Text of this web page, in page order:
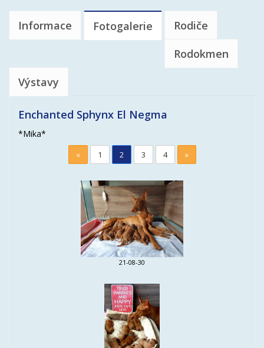
Informace Fotogalerie
Rodiče
Rodokmen
Výstavy
Enchanted Sphynx El Negma
*Mika*
« 1 2 3 4 »
21-08-30